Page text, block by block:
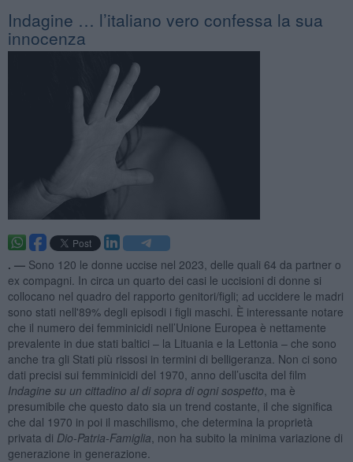
​Indagine … l’italiano vero confessa la sua
innocenza
. — Sono 120 le donne uccise nel 2023, delle quali 64 da partner o
ex compagni. In circa un quarto dei casi le uccisioni di donne si
collocano nel quadro del rapporto genitori/figli; ad uccidere le madri
sono stati nell'89% degli episodi i figli maschi. È interessante notare
che il numero dei femminicidi nell’Unione Europea è nettamente
prevalente in due stati baltici – la Lituania e la Lettonia – che sono
anche tra gli Stati più rissosi in termini di belligeranza. Non ci sono
dati precisi sui femminicidi del 1970, anno dell’uscita del film
Indagine su un cittadino al di sopra di ogni sospetto , ma è
presumibile che questo dato sia un trend costante, il che significa
che dal 1970 in poi il maschilismo, che determina la proprietà
privata di Dio-Patria-Famiglia , non ha subito la minima variazione di
generazione in generazione.